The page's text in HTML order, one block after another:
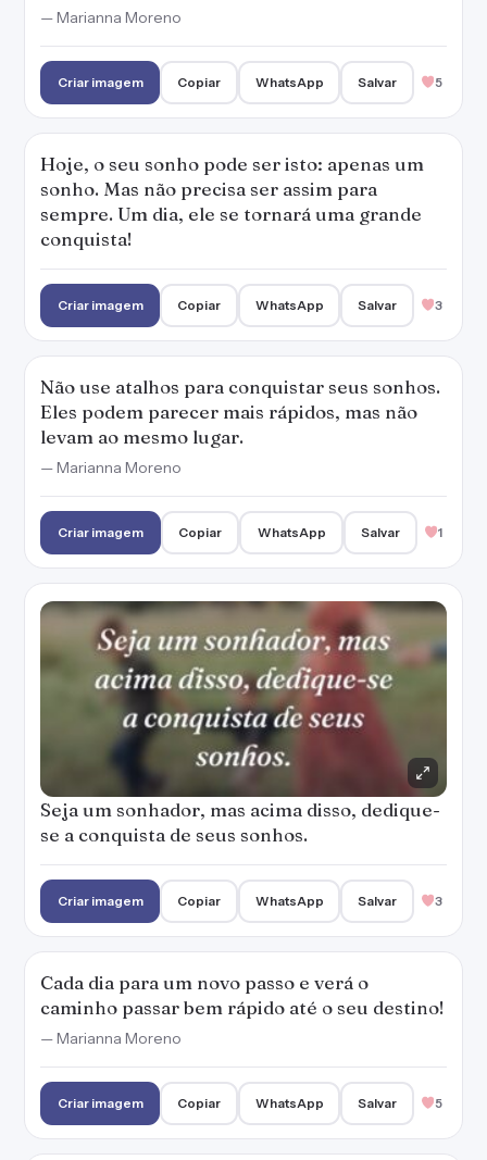
— Marianna Moreno
Criar imagem Copiar WhatsApp Salvar 5
Hoje, o seu sonho pode ser isto: apenas um
sonho. Mas não precisa ser assim para
sempre. Um dia, ele se tornará uma grande
conquista!
Criar imagem Copiar WhatsApp Salvar 3
Não use atalhos para conquistar seus sonhos.
Eles podem parecer mais rápidos, mas não
levam ao mesmo lugar.
— Marianna Moreno
Criar imagem Copiar WhatsApp Salvar 1
Seja um sonhador, mas acima disso, dedique-
se a conquista de seus sonhos.
Criar imagem Copiar WhatsApp Salvar 3
Cada dia para um novo passo e verá o
caminho passar bem rápido até o seu destino!
— Marianna Moreno
Criar imagem Copiar WhatsApp Salvar 5